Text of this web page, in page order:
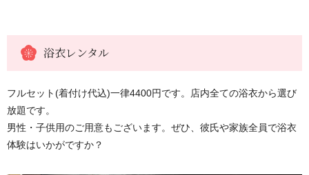
浴衣レンタル
フルセット(着付け代込)一律4400円です。店内全ての浴衣から選び
放題です。
男性・子供用のご用意もございます。ぜひ、彼氏や家族全員で浴衣
体験はいかがですか？